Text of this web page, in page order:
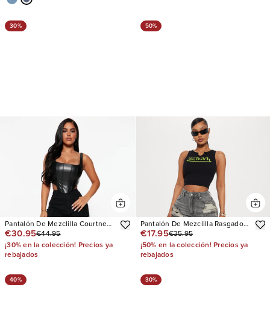
30%
Pantalón De Mezclilla Courtney
Cargo
€30.95€44.95
¡30% en la colección! Precios ya
rebajados
50%
Pantalón De Mezclilla Rasgado
Pierna Recta Marcelene
€17.95€35.95
¡50% en la colección! Precios ya
rebajados
40% 30%